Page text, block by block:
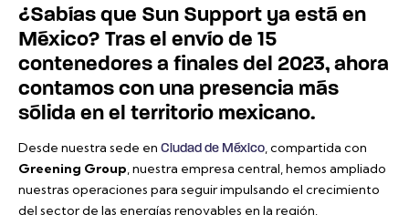
¿Sabías que Sun Support ya está en
México? Tras el envío de 15
contenedores a finales del 2023, ahora
contamos con una presencia más
sólida en el territorio mexicano.
Desde nuestra sede en Ciudad de México, compartida con
Greening Group, nuestra empresa central, hemos ampliado
nuestras operaciones para seguir impulsando el crecimiento
del sector de las energías renovables en la región.